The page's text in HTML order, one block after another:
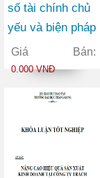
số tài chính chủ
yếu và biện pháp
cải thiện hoạt
động sản xuất
Công ty Cổ phần
Dệt may Thái
Giá Bán:
0.000 VNĐ